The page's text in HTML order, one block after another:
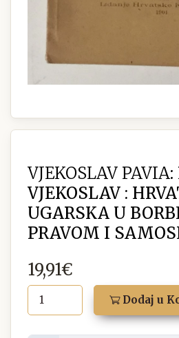
VJEKOSLAV PAVIA:
VJEKOSLAV :
UGARSKA U
PRAVOM I
19,91€
Dodaj u